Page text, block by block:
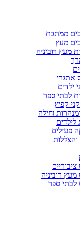
ממתכת
מעץ
מעץ רוביניה
אתגרי
ילדים
לבתי ספר
קפיץ
זחילה
לילדים
פעילים
והצללות
רוביניה
לבתי ספר